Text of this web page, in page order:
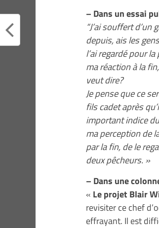
– Dans un essai
“J’ai souffert
depuis, ais les
l’ai regardé pour
ma réaction à la
veut dire?
Je pense que ce
fils cadet après
important indice
ma perception de
par la fin, de le
deux pêcheurs. »
– Dans une
« Le projet Blair
revisiter ce chef
effrayant. Il est